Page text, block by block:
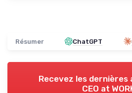
Résumer ChatGPT
Recevez les
CEO at